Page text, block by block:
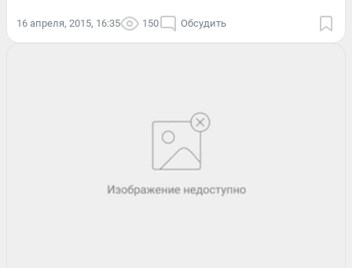
16 апреля, 2015, 16:35 150 Обсудить